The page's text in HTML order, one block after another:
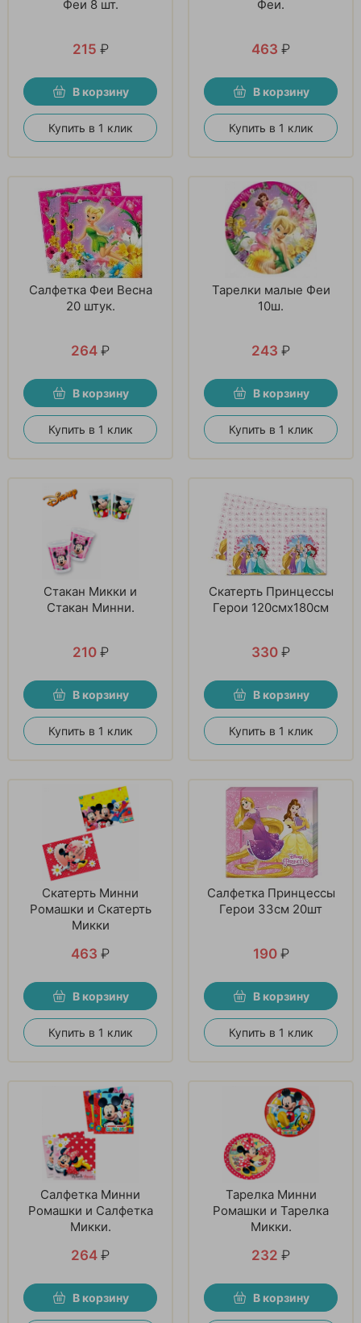
Феи 8 шт.
215 ₽
В корзину
Купить в 1 клик
Феи.
463 ₽
В корзину
Купить в 1 клик
Салфетка Феи Весна
20 штук.
264 ₽
В корзину
Купить в 1 клик
Тарелки малые Феи
10ш.
243 ₽
В корзину
Купить в 1 клик
Стакан Микки и
Стакан Минни.
210 ₽
В корзину
Купить в 1 клик
Скатерть Принцессы
Герои 120смх180см
330 ₽
В корзину
Купить в 1 клик
Скатерть Минни
Ромашки и Скатерть
Микки
463 ₽
В корзину
Купить в 1 клик
Салфетка Принцессы
Герои 33см 20шт
190 ₽
В корзину
Купить в 1 клик
Салфетка Минни
Ромашки и Салфетка
Микки.
264 ₽
В корзину
Тарелка Минни
Ромашки и Тарелка
Микки.
232 ₽
В корзину